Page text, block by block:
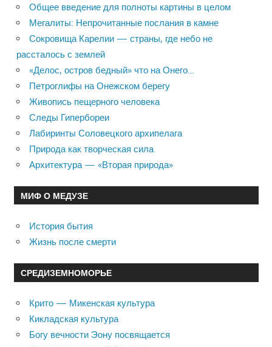
Общее введение для полноты картины в целом
Мегалиты: Непрочитанные послания в камне
Сокровища Карелии — страны, где небо не
рассталось с землей
«Делос, остров бедный» что на Онего…
Петроглифы на Онежском берегу
Живопись пещерного человека
Следы Гипербореи
Лабиринты Соловецкого архипелага
Природа как творческая сила
Архитектура — «Вторая природа»
МИФ О МЕДУЗЕ
История бытия
Жизнь после смерти
СРЕДИЗЕМНОМОРЬЕ
Крито — Микенская культура
Кикладская культура
Богу вечности Эону посвящается